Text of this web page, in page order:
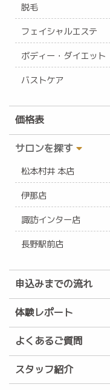
脱毛
フェイシャルエステ
ボディー・ダイエット
バストケア
価格表
サロンを探す
松本村井 本店
伊那店
諏訪インター店
長野駅前店
申込みまでの流れ
体験レポート
よくあるご質問
スタッフ紹介